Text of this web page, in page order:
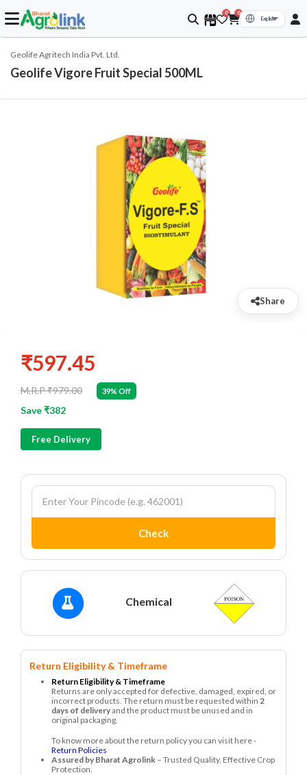
0 0
Geolife Agritech India Pvt. Ltd.
Geolife Vigore Fruit Special 500ML
Share
₹597.45
M.R.P ₹979.00 39% Off
Save ₹382
Free Delivery
Check
Chemical
Return Eligibility & Timeframe
Return Eligibility & Timeframe
Returns are only accepted for defective, damaged, expired, or
incorrect products. The return must be requested within 2
days of deliveryand the product must be unused and in
original packaging.
To know more about the return policy you can visit here -
Return Policies
Assured by Bharat Agrolink – Trusted Quality, Effective Crop
Protection.